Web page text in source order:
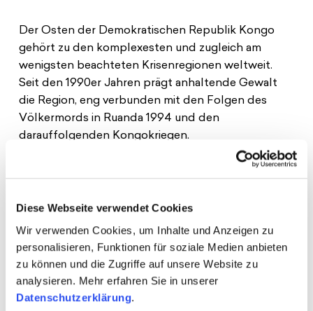
Diese Webseite verwendet Cookies
Wir verwenden Cookies, um Inhalte und Anzeigen zu
personalisieren, Funktionen für soziale Medien anbieten
zu können und die Zugriffe auf unsere Website zu
analysieren. Mehr erfahren Sie in unserer
Datenschutzerklärung.
Der Osten der Demokratischen Republik Kongo
gehört zu den komplexesten und zugleich am
wenigsten beachteten Krisenregionen weltweit.
Seit den 1990er Jahren prägt anhaltende Gewalt
die Region, eng verbunden mit den Folgen des
Völkermords in Ruanda 1994 und den
darauffolgenden Kongokriegen.
In den Provinzen Nord Kivu, Süd Kivu und Ituri sind
zahlreiche bewaffnete Gruppen aktiv, während
Situation zusätzlich verkomplizieren. Die Region ist
reich an wichtigen Rohstoffen wie Kupfer, Kobalt,
Gold und Tantal, deren Abbau oft mit
Umweltzerstörung, Kinderarbeit, bewaffneten
Konflikten und Vertreibung verbunden ist. Da die